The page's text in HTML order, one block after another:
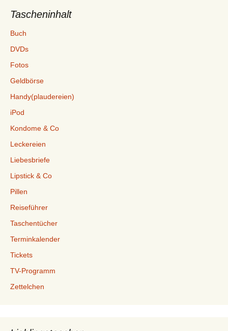
Tascheninhalt
Buch
DVDs
Fotos
Geldbörse
Handy(plaudereien)
iPod
Kondome & Co
Leckereien
Liebesbriefe
Lipstick & Co
Pillen
Reiseführer
Taschentücher
Terminkalender
Tickets
TV-Programm
Zettelchen